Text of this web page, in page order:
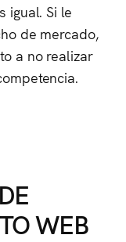
igual. Si le
de mercado,
a no realizar
WEB